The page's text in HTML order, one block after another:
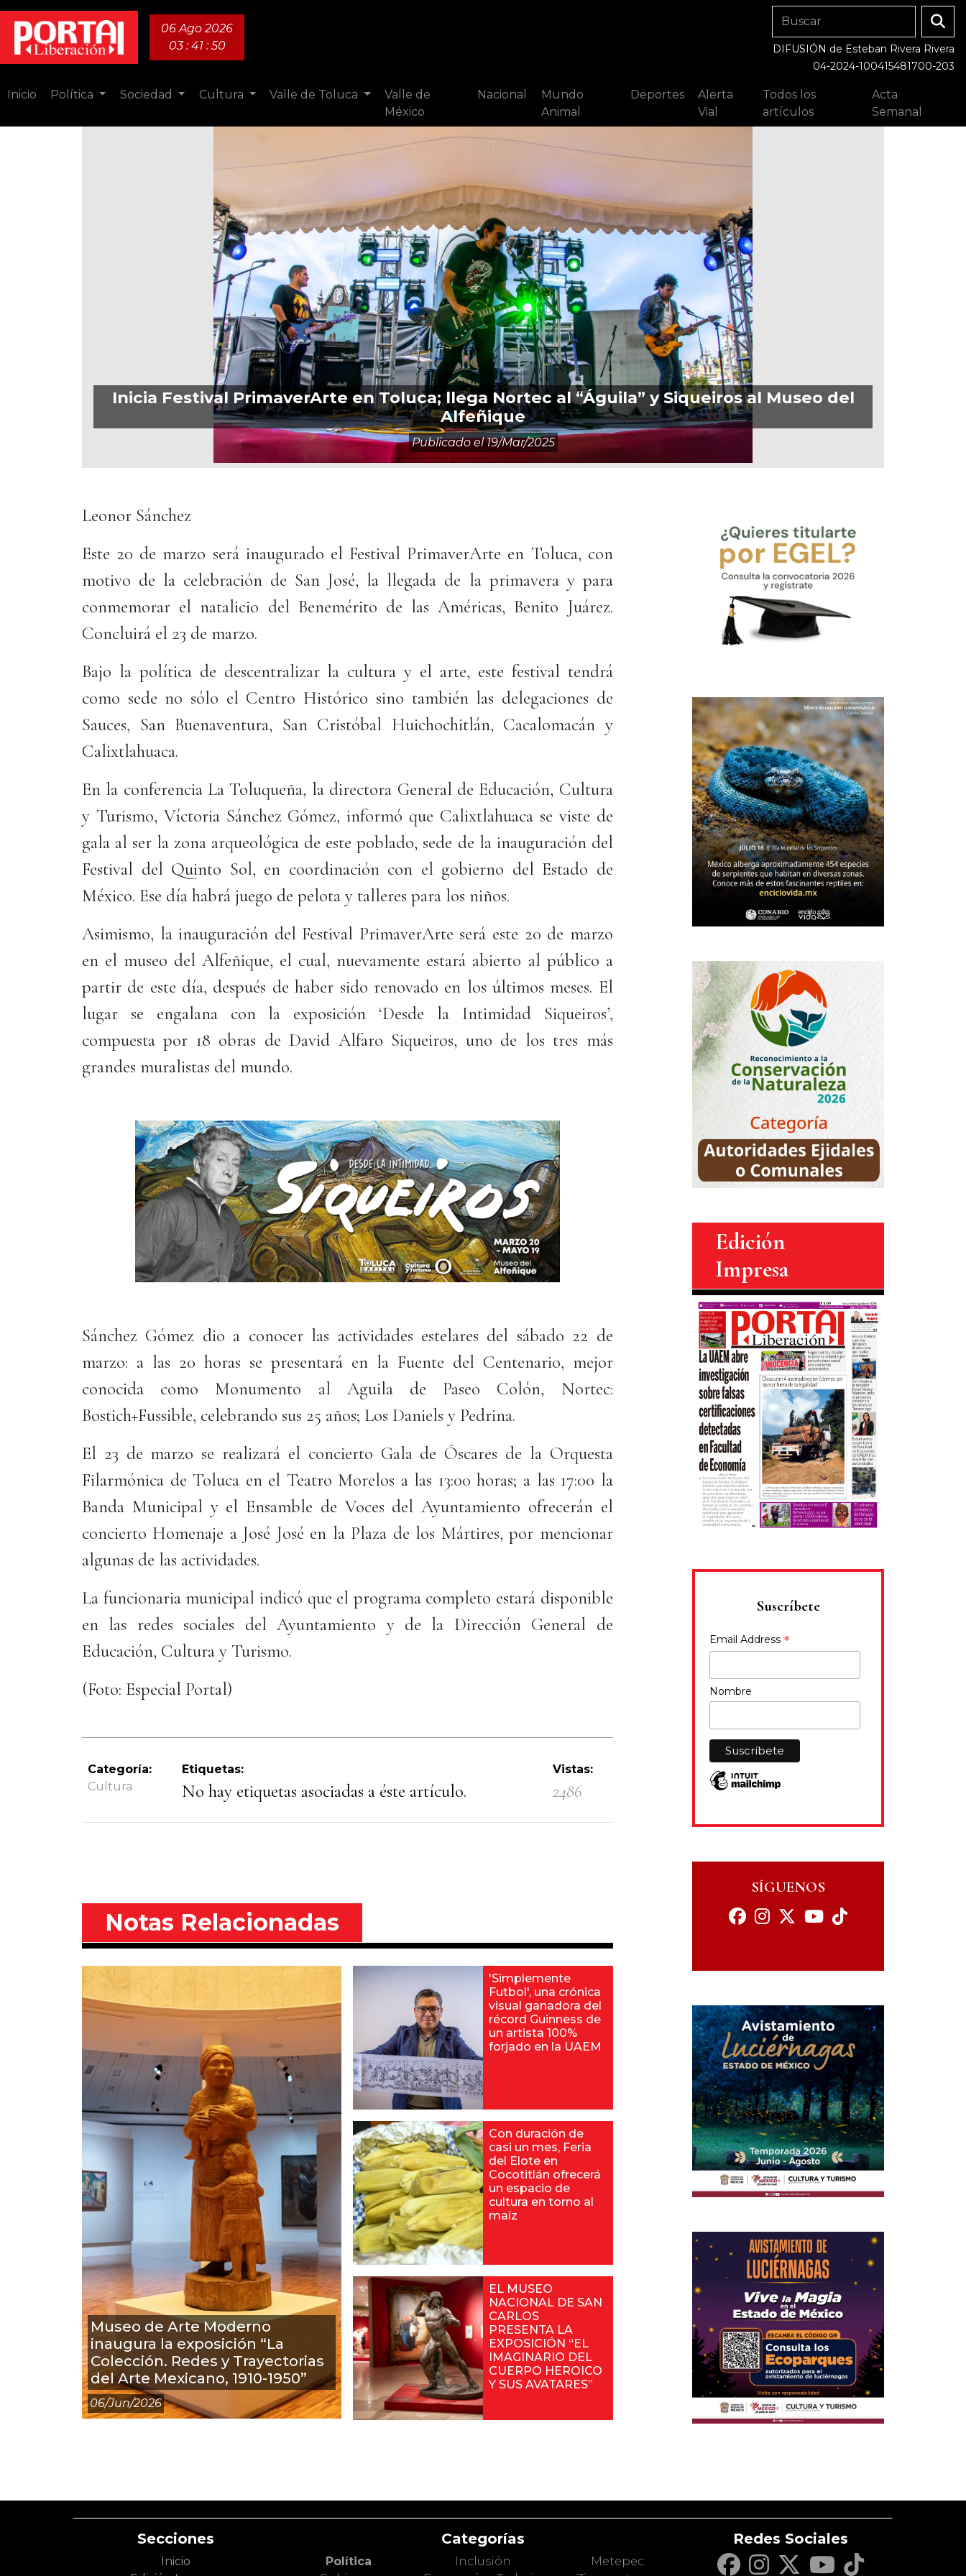
06 Ago 2026
03 : 41 : 51
DIFUSIÓN de Esteban Rivera Rivera
04-2024-100415481700-203
Inicio Política Sociedad Cultura Valle de Toluca
Valle de
México
Nacional
Mundo
Animal
Deportes
Alerta
Vial
Todos los
artículos
Acta
Semanal
Inicia Festival PrimaverArte en Toluca; llega Nortec al “Águila” y Siqueiros al Museo del
Alfeñique
Publicado el19/mar/2025
Leonor Sánchez
Este 20 de marzo será inaugurado el Festival PrimaverArte en Toluca, con
motivo de la celebración de San José, la llegada de la primavera y para
conmemorar el natalicio del Benemérito de las Américas, Benito Juárez.
Concluirá el 23 de marzo.
Bajo la política de descentralizar la cultura y el arte, este festival tendrá
como sede no sólo el Centro Histórico sino también las delegaciones de
Sauces, San Buenaventura, San Cristóbal Huichochitlán, Cacalomacán y
Calixtlahuaca.
En la conferencia La Toluqueña, la directora General de Educación, Cultura
y Turismo, Víctoria Sánchez Gómez, informó que Calixtlahuaca se viste de
gala al ser la zona arqueológica de este poblado, sede de la inauguración del
Festival del Quinto Sol, en coordinación con el gobierno del Estado de
México. Ese día habrá juego de pelota y talleres para los niños.
Asimismo, la inauguración del Festival PrimaverArte será este 20 de marzo
en el museo del Alfeñique, el cual, nuevamente estará abierto al público a
partir de este día, después de haber sido renovado en los últimos meses. El
lugar se engalana con la exposición ‘Desde la Intimidad Siqueiros’,
compuesta por 18 obras de David Alfaro Siqueiros, uno de los tres más
grandes muralistas del mundo.
Sánchez Gómez dio a conocer las actividades estelares del sábado 22 de
marzo: a las 20 horas se presentará en la Fuente del Centenario, mejor
conocida como Monumento al Aguila de Paseo Colón, Nortec:
Bostich+Fussible, celebrando sus 25 años; Los Daniels y Pedrina.
El 23 de marzo se realizará el concierto Gala de Óscares de la Orquesta
Filarmónica de Toluca en el Teatro Morelos a las 13:00 horas; a las 17:00 la
Banda Municipal y el Ensamble de Voces del Ayuntamiento ofrecerán el
concierto Homenaje a José José en la Plaza de los Mártires, por mencionar
algunas de las actividades.
La funcionaria municipal indicó que el programa completo estará disponible
en las redes sociales del Ayuntamiento y de la Dirección General de
Educación, Cultura y Turismo.
(Foto: Especial Portal)
Categoría:
Cultura
Etiquetas:
No hay etiquetas asociadas a éste artículo.
Vistas:
2486
Notas Relacionadas
Museo de Arte Moderno
inaugura la exposición “La
Colección. Redes y Trayectorias
del Arte Mexicano, 1910-1950”
06/jun/2026
'Simplemente
Futbol', una crónica
visual ganadora del
récord Guinness de
un artista 100%
forjado en la UAEM
Con duración de
casi un mes, Feria
del Elote en
Cocotitlán ofrecerá
un espacio de
cultura en torno al
maíz
EL MUSEO
NACIONAL DE SAN
CARLOS
PRESENTA LA
EXPOSICIÓN “EL
IMAGINARIO DEL
CUERPO HEROICO
Y SUS AVATARES”
Edición
Impresa
Suscríbete
Email Address *
Nombre
SÍGUENOS
Secciones
Inicio
Categorías
Política
Inclusión
Metepec
Redes Sociales